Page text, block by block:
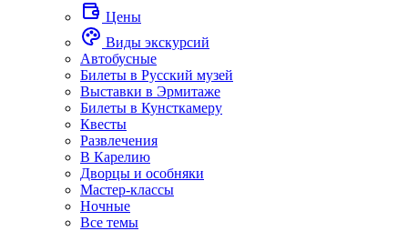
Цены
Виды экскурсий
Автобусные
Билеты в Русский музей
Выставки в Эрмитаже
Билеты в Кунсткамеру
Квесты
Развлечения
В Карелию
Дворцы и особняки
Мастер-классы
Ночные
Все темы